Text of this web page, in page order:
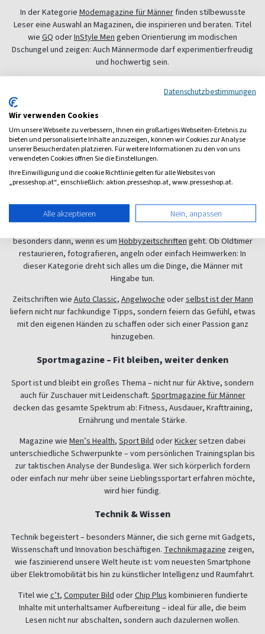
In der Kategorie Modemagazine für Männerfinden stilbewusste
Leser eine Auswahl an Magazinen, die inspirieren und beraten. Titel
wie GQ oderInStyle Men geben Orientierung im modischen
Dschungel und zeigen: Auch Männermode darf experimentierfreudig
und hochwertig sein.
Wer sich für mehr als nur den Kleiderschrank interessiert, greift zu
einem Männer-Lifestylemagazin
mit Gesellschaft, Genuss, Reisen und allem, was das Leben schöner
macht. Ob spannende Porträts, kulinarische Highlights oder Berichte
über außergewöhnliche Orte: Titel wie
zeigen, wie vielfältig das moderne Männerbild inzwischen ist –
weltoffen, gebildet und neugierig.
Hobbymagazine für Männer
besonders dann, wenn es umHobbyzeitschriftengeht. Ob Oldtimer
restaurieren, fotografieren, angeln oder einfach Heimwerken: In
dieser Kategorie dreht sich alles um die Dinge, die Männer mit
Hingabe tun.
Zeitschriften wie Auto Classic, Angelwoche oderselbst ist der Mann
liefern nicht nur fachkundige Tipps, sondern feiern das Gefühl, etwas
mit den eigenen Händen zu schaffen oder sich einer Passion ganz
hinzugeben.
Sportmagazine – Fit bleiben, weiter denken
Sport ist und bleibt ein großes Thema – nicht nur für Aktive, sondern
auch für Zuschauer mit Leidenschaft. Sportmagazine für Männer
decken das gesamte Spektrum ab: Fitness, Ausdauer, Krafttraining,
Ernährung und mentale Stärke.
Magazine wie Men’s Health, Sport Bild oderKickersetzen dabei
unterschiedliche Schwerpunkte – vom persönlichen Trainingsplan bis
zur taktischen Analyse der Bundesliga. Wer sich körperlich fordern
oder einfach nur mehr über seine Lieblingssportart erfahren möchte,
wird hier fündig.
Technik & Wissen
Technik begeistert – besonders Männer, die sich gerne mit Gadgets,
Wissenschaft und Innovation beschäftigen. Technikmagazine zeigen,
wie faszinierend unsere Welt heute ist: vom neuesten Smartphone
über Elektromobilität bis hin zu künstlicher Intelligenz und Raumfahrt.
Titel wie c’t, Computer Bild oderChip Plus kombinieren fundierte
Inhalte mit unterhaltsamer Aufbereitung – ideal für alle, die beim
Lesen nicht nur abschalten, sondern auch dazulernen wollen.
Datenschutzbestimmungen
Wir verwenden Cookies
Um unsere Webseite zu verbessern, Ihnen ein großartiges Webseiten-Erlebnis zu
bieten und personalisierte Inhalte anzuzeigen, können wir Cookies zur Analyse
unserer Besucherdaten platzieren. Für weitere Informationen zu den von uns
verwendeten Cookies öffnen Sie die Einstellungen.
Ihre Einwilligung und die cookie Richtlinie gelten für alle Websites von
„presseshop.at“, einschließlich: aktion.presseshop.at, www.presseshop.at.
Alle akzeptieren Nein, anpassen